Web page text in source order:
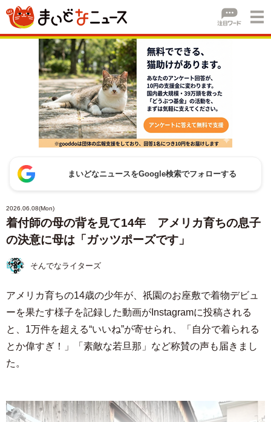
まいどなニュースをGoogle検索でフォローする
2026.06.08(Mon)
着付師の母の背を見て14年 アメリカ育ちの息子
の決意に母は「ガッツポーズです」
そんでなライターズ
アメリカ育ちの14歳の少年が、祇園のお座敷で着物デビュ
ーを果たす様子を記録した動画がInstagramに投稿される
と、1万件を超える“いいね”が寄せられ、「自分で着られる
とか偉すぎ！」「素敵な若旦那」など称賛の声も届きまし
た。